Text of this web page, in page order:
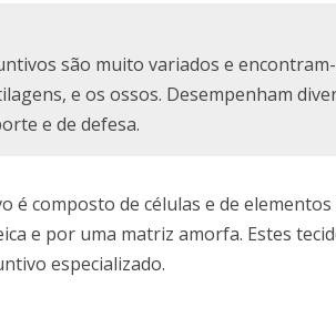
são muito variados e
e os ossos. Desempenham
e de defesa.
é composto de células e de
e por uma matriz amorfa. Estes
especializado.